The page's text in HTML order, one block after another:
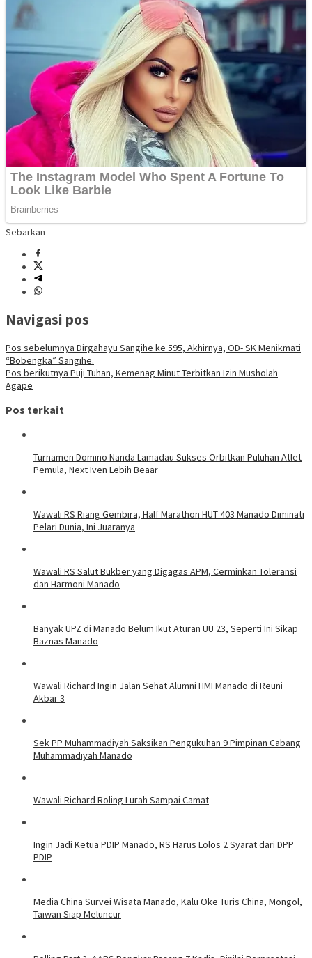
Sebarkan
Navigasi pos
Pos sebelumnya Dirgahayu Sangihe ke 595, Akhirnya, OD- SK Menikmati
“Bobengka” Sangihe.
Pos berikutnya Puji Tuhan, Kemenag Minut Terbitkan Izin Musholah
Agape
Pos terkait
Turnamen Domino Nanda Lamadau Sukses Orbitkan Puluhan Atlet
Pemula, Next Iven Lebih Beaar
Wawali RS Riang Gembira, Half Marathon HUT 403 Manado Diminati
Pelari Dunia, Ini Juaranya
Wawali RS Salut Bukber yang Digagas APM, Cerminkan Toleransi
dan Harmoni Manado
Banyak UPZ di Manado Belum Ikut Aturan UU 23, Seperti Ini Sikap
Baznas Manado
Wawali Richard Ingin Jalan Sehat Alumni HMI Manado di Reuni
Akbar 3
Sek PP Muhammadiyah Saksikan Pengukuhan 9 Pimpinan Cabang
Muhammadiyah Manado
Wawali Richard Roling Lurah Sampai Camat
Ingin Jadi Ketua PDIP Manado, RS Harus Lolos 2 Syarat dari DPP
PDIP
Media China Survei Wisata Manado, Kalu Oke Turis China, Mongol,
Taiwan Siap Meluncur